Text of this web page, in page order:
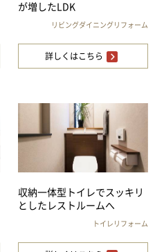
が増したLDK
リビングダイニングリフォーム
詳しくはこちら
収納一体型トイレでスッキリ
としたレストルームへ
トイレリフォーム